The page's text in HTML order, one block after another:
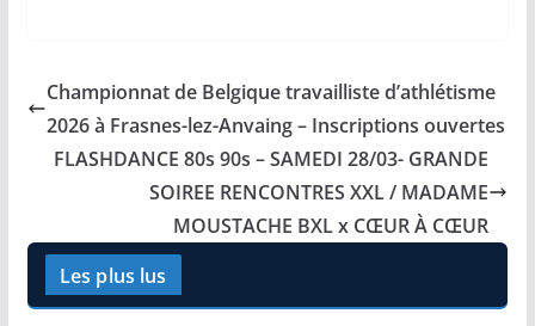
Championnat de Belgique travailliste d’athlétisme
2026 à Frasnes-lez-Anvaing – Inscriptions ouvertes
FLASHDANCE 80s 90s – SAMEDI 28/03- GRANDE
SOIREE RENCONTRES XXL / MADAME
MOUSTACHE BXL x CŒUR À CŒUR
Les plus lus